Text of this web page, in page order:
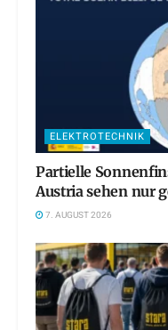
ELEKTROTECHNIK
Partielle
Austria sehen nur
7. AUGUST 2026